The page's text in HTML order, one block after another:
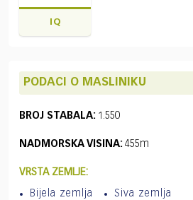
IQ
PODACI O MASLINIKU
BROJ STABALA: 1.550
NADMORSKA VISINA: 455m
VRSTA ZEMLJE:
Bijela zemlja Siva zemlja